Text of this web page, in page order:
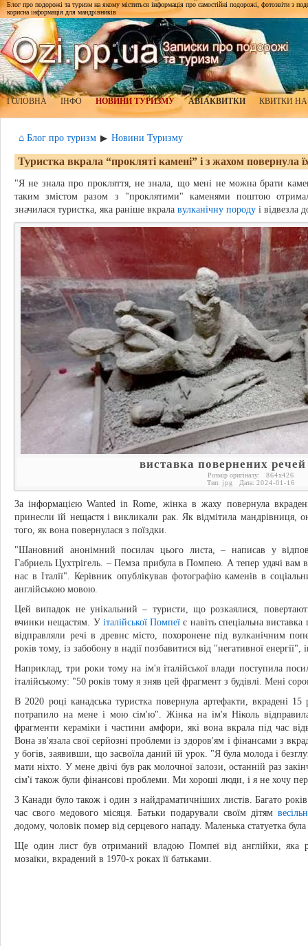
Блог про подорожі та туризм на якому міститься інформація про самостійні подорожі, фотозвіти з
корисна інформація для мандрівників
ГОЛОВНА ІНФО НОВИНИ ТУРИЗМУ АВІАКВИТКИ КВИТКИ
⌂ Блог про туризм ▶ Новини Туризму
Туристка вкрала “прокляті камені” і з жахом повернула
"Я не знала про прокляття, не знала, що мені не можна брати
таким змістом разом з "проклятими" каменями поштою
значилася туристка, яка раніше вкрала вулканічну породу і відвезла
виставка повернених
Розмір оригіналу: 864x426
Тип: jpg Дата: 2024-01-16
За інформацією Wanted in Rome, жінка в жаху повернула
принесли їй нещастя і викликали рак. Як відмітила мандрівниця,
того, як вона повернулася з поїздки.
"Шановний анонімний посилач цього листа, – написав у
Габриель Цухтрігель. – Пемза прибула в Помпею. А тепер удачі вам
нас в Італії". Керівник опублікував фотографію каменів в
англійською мовою.
Цей випадок не унікальний – туристи, що розкаялися,
вчинки нещастям. У італійської Помпеї є навіть спеціальна
відправляли речі в древнє місто, похоронене під вулканічним
років тому, із забобону в надії позбавитися від "негативної
Наприклад, три роки тому на ім'я італійської влади поступила
італійському: "50 років тому я зняв цей фрагмент з будівлі. Мені
В 2020 році канадська туристка повернула артефакти, вкрадені
потрапило на мене і мою сім'ю". Жінка на ім'я Ніколь
фрагменти кераміки і частини амфори, які вона вкрала під час
Вона зв'язала свої серйозні проблеми із здоров'ям і фінансами з
у богів, заявивши, що засвоїла даний їй урок. "Я була молода і
мати ніхто. У мене двічі був рак молочної залози, останній раз
сім'ї також були фінансові проблеми. Ми хороші люди, і я не хочу
З Канади було також і один з найдраматичніших листів. Багато
час свого медового місяця. Батьки подарували своїм дітям
додому, чоловік помер від серцевого нападу. Маленька статуетка була
Ще один лист був отриманий владою Помпеї від англійки, яка
мозаїки, вкрадений в 1970-х роках її батьками.